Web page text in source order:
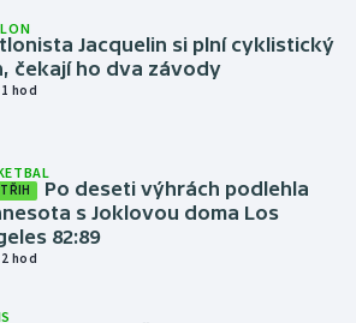
Jacquelin si plní cyklistický
čekají ho dva závody
hod
Po deseti výhrách podlehla
s Joklovou doma Los
82:89
hod